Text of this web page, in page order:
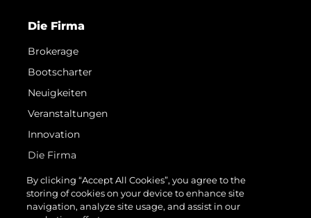
Die Firma
Brokerage
Bootscharter
Neuigkeiten
Veranstaltungen
Innovation
Die Firma
Das Team
Lifestyle
By clicking “Accept All Cookies”, you agree to the
storing of cookies on your device to enhance site
navigation, analyze site usage, and assist in our